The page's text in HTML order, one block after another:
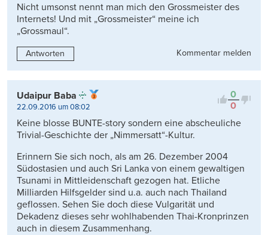
Nicht umsonst nennt man mich den Grossmeister des
Internets! Und mit „Grossmeister“ meine ich
„Grossmaul“.
Antworten Kommentar melden
0
0
Udaipur Baba
22.09.2016 um 08:02
Keine blosse BUNTE-story sondern eine abscheuliche
Trivial-Geschichte der „Nimmersatt“-Kultur.
Erinnern Sie sich noch, als am 26. Dezember 2004
Südostasien und auch Sri Lanka von einem gewaltigen
Tsunami in Mittleidenschaft gezogen hat. Etliche
Milliarden Hilfsgelder sind u.a. auch nach Thailand
geflossen. Sehen Sie doch diese Vulgarität und
Dekadenz dieses sehr wohlhabenden Thai-Kronprinzen
auch in diesem Zusammenhang.